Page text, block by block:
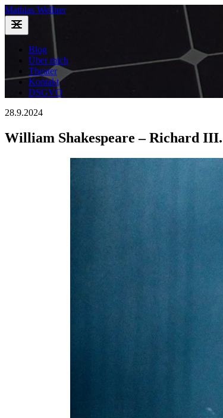
Mathias Wellner
Blog
Über mich
Theater
Kontakt
DSGVO
28.9.2024
William Shakespeare – Richard III.